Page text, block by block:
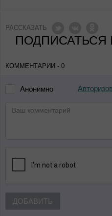
РАССКАЗАТЬ
ПОДПИСАТЬСЯ
КОММЕНТАРИИ - 0
Анонимно
ДОБАВИТЬ